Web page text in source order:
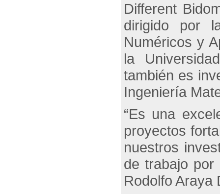
Different
dirigido por
Numéricos y
la
también es
Ingeniería
“Es una
proyectos
nuestros
de trabajo por
Rodolfo Araya